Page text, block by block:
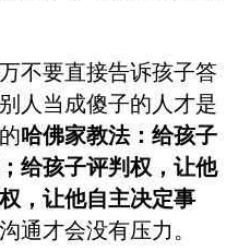
不要直接告诉孩子答
人当成傻子的人才是
哈佛家教法：给孩子
给孩子评判权，让他
，让他自主决定事
通才会没有压力。